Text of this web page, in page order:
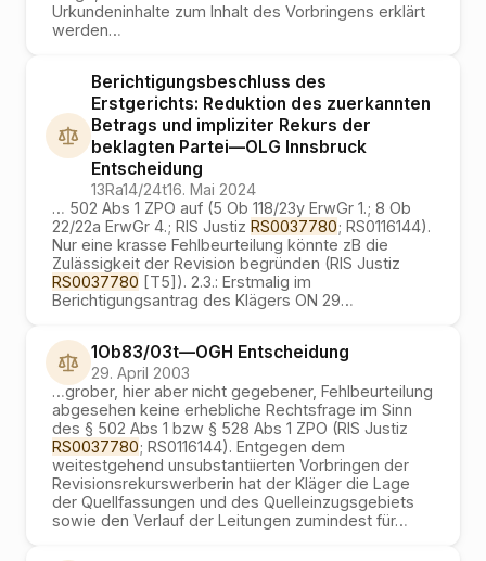
Urkundeninhalte zum Inhalt des Vorbringens erklärt
werden…
Berichtigungsbeschluss des
Erstgerichts: Reduktion des zuerkannten
Betrags und impliziter Rekurs der
beklagten Partei—OLG Innsbruck
Entscheidung
13Ra14/24t16. Mai 2024
… 502 Abs 1 ZPO auf (5 Ob 118/23y ErwGr 1.; 8 Ob
22/22a ErwGr 4.; RIS Justiz RS0037780; RS0116144).
Nur eine krasse Fehlbeurteilung könnte zB die
Zulässigkeit der Revision begründen (RIS Justiz
RS0037780 [T5]). 2.3.: Erstmalig im
Berichtigungsantrag des Klägers ON 29…
1Ob83/03t—OGH Entscheidung
29. April 2003
…grober, hier aber nicht gegebener, Fehlbeurteilung
abgesehen keine erhebliche Rechtsfrage im Sinn
des § 502 Abs 1 bzw § 528 Abs 1 ZPO (RIS Justiz
RS0037780; RS0116144). Entgegen dem
weitestgehend unsubstantiierten Vorbringen der
Revisionsrekurswerberin hat der Kläger die Lage
der Quellfassungen und des Quelleinzugsgebiets
sowie den Verlauf der Leitungen zumindest für…